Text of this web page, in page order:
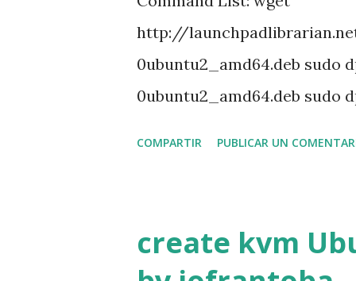
http://
0ubuntu2_amd64.deb sudo
0ubuntu2_amd64.deb sudo
libncurses5 sudo apt install
COMPARTIR PUBLICAR UN
create kvm